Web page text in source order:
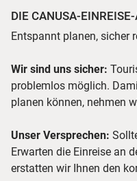
DIE CANUSA-
Entspannt planen, sicher
Wir sind uns sicher:
problemlos möglich.
planen können, nehmen
Unser Versprechen:
Erwarten die Einreise an
erstatten wir Ihnen den